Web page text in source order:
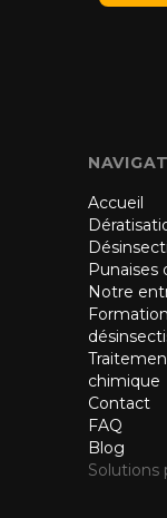
Accueil
Punaises
Notre
chimique
Contact
FAQ
Blog
Solutions